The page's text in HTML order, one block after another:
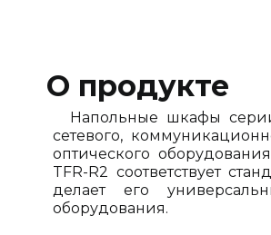
О продукте
Напольные шкафы
сетевого,
оптического
TFR-R2 соответствует
делает его
оборудования.